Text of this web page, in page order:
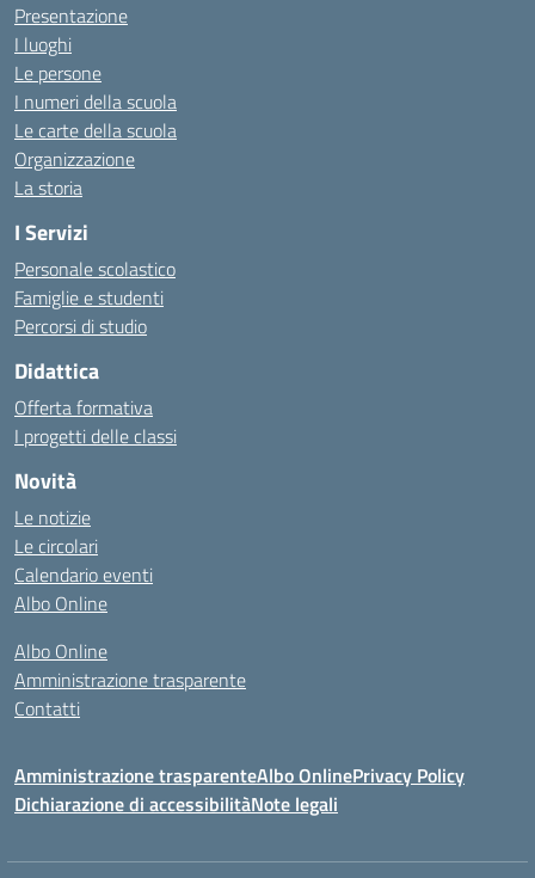
Presentazione
I luoghi
Le persone
I numeri della scuola
Le carte della scuola
Organizzazione
La storia
I Servizi
Personale scolastico
Famiglie e studenti
Percorsi di studio
Didattica
Offerta formativa
I progetti delle classi
Novità
Le notizie
Le circolari
Calendario eventi
Albo Online
Albo Online
Amministrazione trasparente
Contatti
Amministrazione trasparenteAlbo OnlinePrivacy Policy
Dichiarazione di accessibilitàNote legali